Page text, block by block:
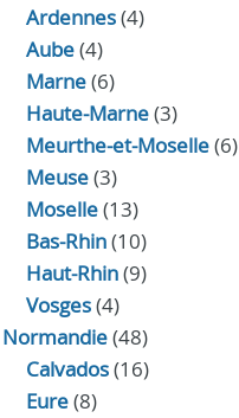
Ardennes(4)
Aube(4)
Marne(6)
Haute-Marne(3)
Meurthe-et-Moselle(6)
Meuse(3)
Moselle(13)
Bas-Rhin(10)
Haut-Rhin(9)
Vosges(4)
Normandie(48)
Calvados(16)
Eure(8)